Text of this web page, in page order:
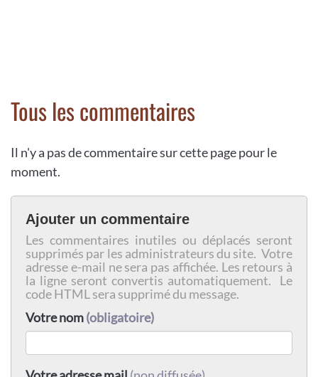
Tous les commentaires
Il n'y a pas de commentaire sur cette page pour le
moment.
Ajouter un commentaire
Les commentaires inutiles ou déplacés seront
supprimés par les administrateurs du site. Votre
adresse e-mail ne sera pas affichée. Les retours à
la ligne seront convertis automatiquement. Le
code HTML sera supprimé du message.
Votre nom(obligatoire)